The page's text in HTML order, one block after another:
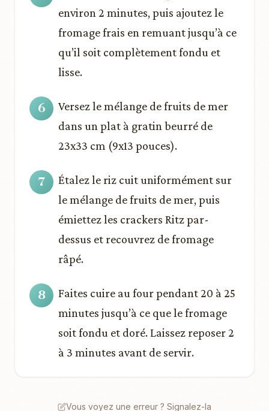
environ 2 minutes, puis ajoutez le
fromage frais en remuant jusqu’à ce
qu’il soit complètement fondu et
lisse.
Versez le mélange de fruits de mer
dans un plat à gratin beurré de
23x33 cm (9x13 pouces).
Étalez le riz cuit uniformément sur
le mélange de fruits de mer, puis
émiettez les crackers Ritz par-
dessus et recouvrez de fromage
râpé.
Faites cuire au four pendant 20 à 25
minutes jusqu’à ce que le fromage
soit fondu et doré. Laissez reposer 2
à 3 minutes avant de servir.
Vous voyez une erreur ? Signalez-la